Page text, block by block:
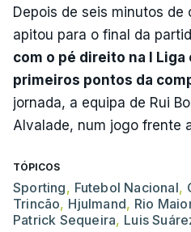
Depois de seis minutos
apitou para o final da
com o pé direito na I
primeiros pontos da
jornada, a equipa de Rui
Alvalade, num jogo frente
TÓPICOS
Sporting, Futebol Nacional,
Trincão, Hjulmand, Rio
Patrick Sequeira, Luis